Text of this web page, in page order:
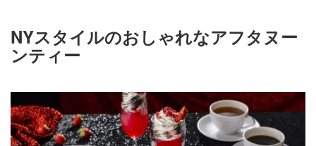
NYスタイルのおしゃれなアフタヌー
ンティー